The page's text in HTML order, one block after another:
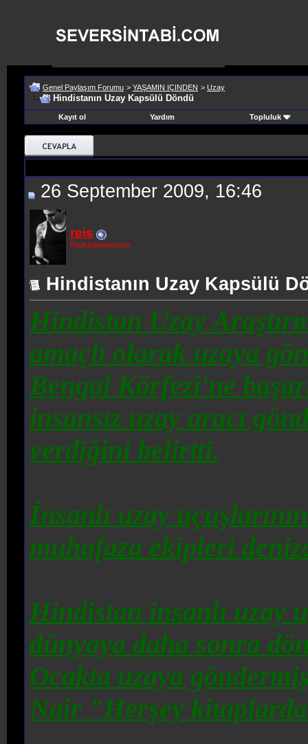
Genel Paylaşım Forumu > YAŞAMIN IÇINDEN > Uzay
Hindistanın Uzay Kapsülü Döndü
Kayıt ol Yardım Topluluk
26 September 2009, 16:46
reis
Root Administrator
Hindistanın Uzay Kapsülü
Hindistan Uzay
amaçlı olarak uzaya
Bengal Körfezi'ne
insansız uzay aracı
verdiğini belirtti.
İnsanlı uzay
muhafaza ekipleri
Hindistan insanlı uzay
dünyaya daha sonra
Ocakta uzaya
Nair "Herşey